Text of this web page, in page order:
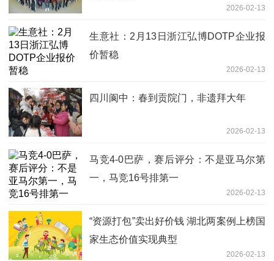
2026-02-13
生意社：2月13日浙江弘博DOTP企业报
价暂稳
2026-02-13
四川阆中：春到贡院门，非遗拜大年
2026-02-13
马竞4-0巴萨，赛后评分：不是亚马尔第
一，马竞16号排第一
2026-02-13
“资源打包”卖出好价钱 湖北两案例上榜国
家生态价值实现典型
2026-02-13